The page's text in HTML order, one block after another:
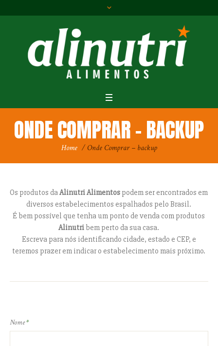
ONDE COMPRAR – BACKUP
Home /Onde Comprar – backup
Os produtos daAlinutri Alimentos podem ser encontrados em
diversos estabelecimentos espalhados pelo Brasil.
É bem possível que tenha um ponto de venda com produtos
Alinutribem perto da sua casa.
Escreva para nós identificando cidade, estado e CEP, e
teremos prazer em indicar o estabelecimento mais próximo.
Nome*